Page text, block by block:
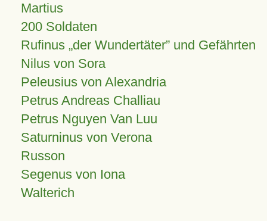
Martius
200 Soldaten
Rufinus „der Wundertäter” und Gefährten
Nilus von Sora
Peleusius von Alexandria
Petrus Andreas Challiau
Petrus Nguyen Van Luu
Saturninus von Verona
Russon
Segenus von Iona
Walterich